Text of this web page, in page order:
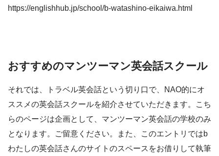
https://englishhub.jp/school/b-watashino-eikaiwa.html
おすすめのマンツーマン英会話スクール
それでは、トラベル英会話という切り口で、NAO的にオ
ススメの英会話スクールを紹介させていただきます。こち
らのページは企画として、マンツーマン英会話の学校のみ
となります。ご留意ください。また、このエントリではb
わたしの英会話さんのサイトのスペースをお借りして執筆